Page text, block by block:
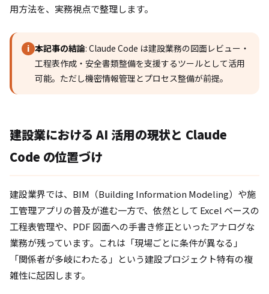
用方法を、実務視点で整理します。
i 本記事の結論: Claude Code は建設業務の図面レビュー・
工程表作成・安全書類整備を支援するツールとして活用
可能。ただし機密情報管理とプロセス整備が前提。
建設業における AI 活用の現状と Claude
Code の位置づけ
建設業界では、BIM（Building Information Modeling）や施
工管理アプリの普及が進む一方で、依然として Excel ベースの
工程表管理や、PDF 図面への手書き修正といったアナログな
業務が残っています。これは「現場ごとに条件が異なる」
「関係者が多岐にわたる」という建設プロジェクト特有の複
雑性に起因します。